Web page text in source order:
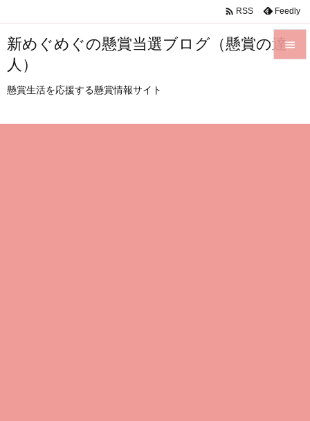
新めぐめぐの懸賞当選ブログ（懸賞の達
人）
懸賞生活を応援する懸賞情報サイト

サイド
 RSS Feedly